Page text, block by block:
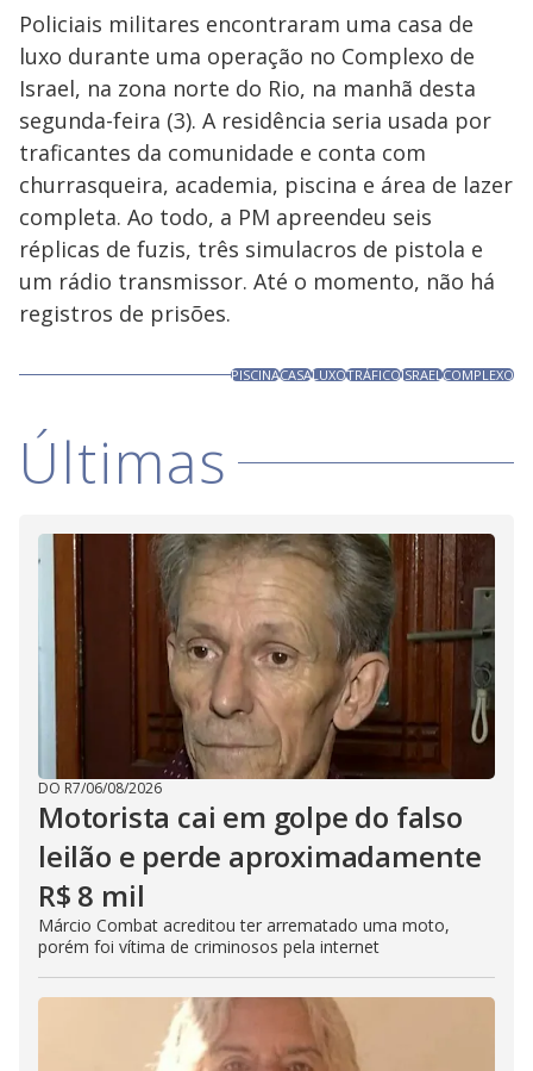
Policiais militares encontraram uma casa de
luxo durante uma operação no Complexo de
Israel, na zona norte do Rio, na manhã desta
segunda-feira (3). A residência seria usada por
traficantes da comunidade e conta com
churrasqueira, academia, piscina e área de lazer
completa. Ao todo, a PM apreendeu seis
réplicas de fuzis, três simulacros de pistola e
um rádio transmissor. Até o momento, não há
registros de prisões.
PISCINACASALUXOTRÁFICOISRAELCOMPLEXO
Últimas
DO R7/06/08/2026
Motorista cai em golpe do falso
leilão e perde aproximadamente
R$ 8 mil
Márcio Combat acreditou ter arrematado uma moto,
porém foi vítima de criminosos pela internet